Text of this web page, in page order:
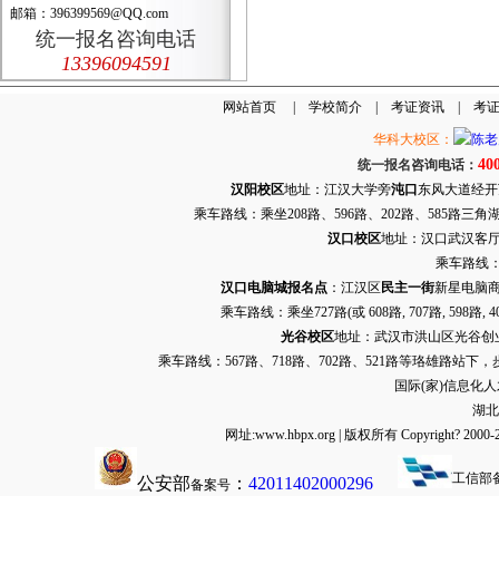
邮箱：396399569@QQ.com
统一报名咨询电话
13396094591
网站首页| 学校简介| 考证资讯| 考
华科大校区：
统一报名咨询电话：
汉阳校区地址：江汉大学旁沌口 东风大道经
乘车路线：乘坐208路、596路、202路、585路三
汉口校区地址：汉口武汉客
乘车路线
汉口电脑城报名点：江汉区 民主一街新星电脑
乘车路线：乘坐727路(或 608路, 707路, 598路,
光谷校区地址：武汉市洪山区光谷创
乘车路线：567路、718路、702路、521路等珞雄路站下
国际(家)信息化
湖
网址:www.hbpx.org | 版权所有 Copyright?
公安部备案号 ： 42011402000296 工信部